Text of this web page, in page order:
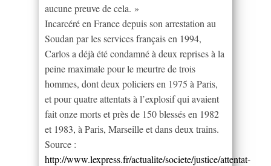
aucune preuve de cela. »
Incarcéré en France depuis son arrestation au
Soudan par les services français en 1994,
Carlos a déjà été condamné à deux reprises à la
peine maximale pour le meurtre de trois
hommes, dont deux policiers en 1975 à Paris,
et pour quatre attentats à l’explosif qui avaient
fait onze morts et près de 150 blessés en 1982
et 1983, à Paris, Marseille et dans deux trains.
Source :
http://www.lexpress.fr/actualite/societe/justice/attentat-